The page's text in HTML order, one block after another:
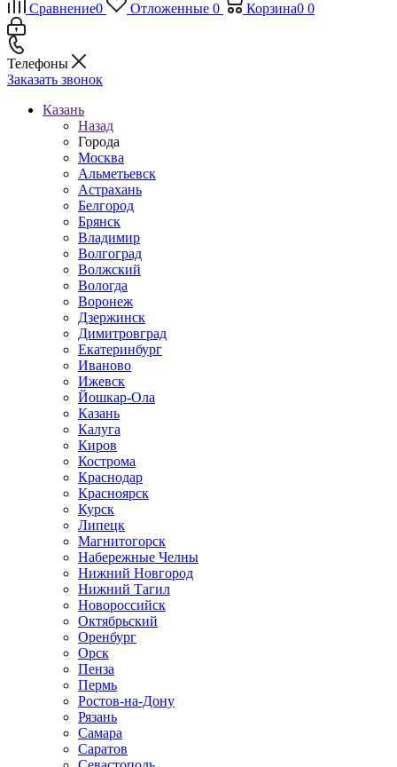
Сравнение0 Отложенные 0 Корзина0 0
Телефоны
Заказать звонок
Казань
Назад
Города
Москва
Альметьевск
Астрахань
Белгород
Брянск
Владимир
Волгоград
Волжский
Вологда
Воронеж
Дзержинск
Димитровград
Екатеринбург
Иваново
Ижевск
Йошкар-Ола
Казань
Калуга
Киров
Кострома
Краснодар
Красноярск
Курск
Липецк
Магнитогорск
Набережные Челны
Нижний Новгород
Нижний Тагил
Новороссийск
Октябрьский
Оренбург
Орск
Пенза
Пермь
Ростов-на-Дону
Рязань
Самара
Саратов